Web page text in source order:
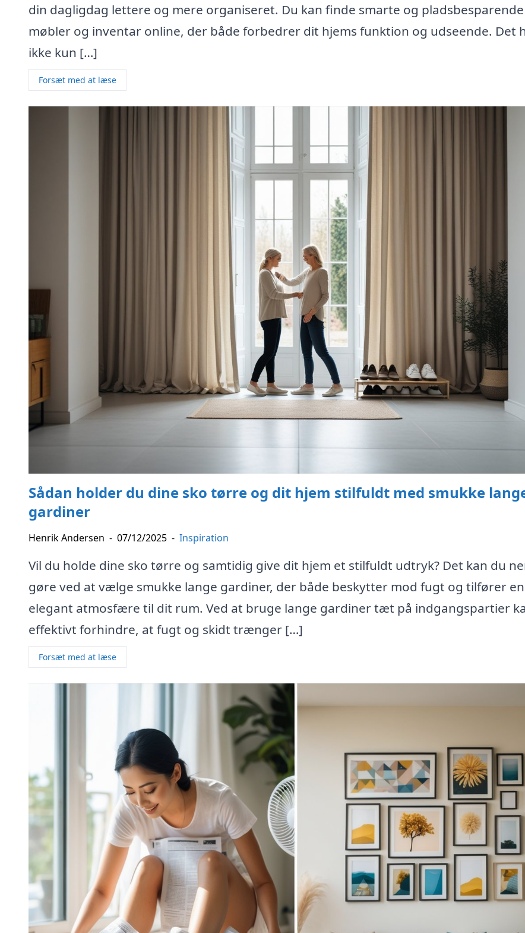
din dagligdag lettere og mere organiseret. Du kan finde smarte og pladsbesparende
møbler og inventar online, der både forbedrer dit hjems funktion og udseende. Det
ikke kun […]
Forsæt med at læse
Sådan holder du dine sko tørre og dit hjem stilfuldt med smukke
gardiner
Henrik Andersen - 07/12/2025 - Inspiration
Vil du holde dine sko tørre og samtidig give dit hjem et stilfuldt udtryk? Det kan du
gøre ved at vælge smukke lange gardiner, der både beskytter mod fugt og tilfører en
elegant atmosfære til dit rum. Ved at bruge lange gardiner tæt på indgangspartier
effektivt forhindre, at fugt og skidt trænger […]
Forsæt med at læse